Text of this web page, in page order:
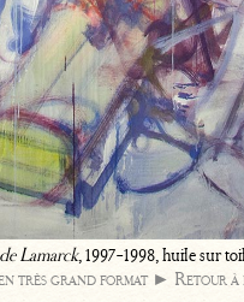
Lamarck, 1997-1998, huile sur
très grand format ► Retour à